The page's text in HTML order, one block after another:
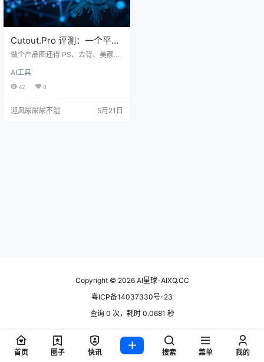
Cutout.Pro 评测：一个平台
搞定抠图、修复、视频增
做个产品图还得 PS、去背、美颜、
把背景移除、照片修复、视频增
强、AI 艺术生成全部塞进一个平
丝级边缘处理直接省掉手动修图。
AI工具
62 0
迎风尿尿尿不湿 5月21日
Copyright © 2026AI星球-AIXQ.CC
粤ICP备14037330号-23
查询 0 次，耗时 0.0681 秒
首页 圈子 快讯 搜索 菜单 我的